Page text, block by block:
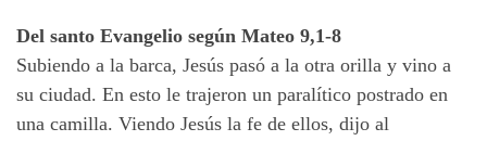
Del santo Evangelio según Mateo 9,1-8
Subiendo a la barca, Jesús pasó a la otra orilla y vino a
su ciudad. En esto le trajeron un paralítico postrado en
una camilla. Viendo Jesús la fe de ellos, dijo al